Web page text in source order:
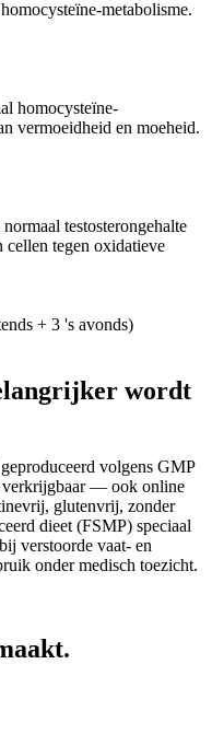
metabolisme.
homocysteïne-
vermoeidheid en moeheid.
testosterongehalte
cellen tegen oxidatieve
+ 3 's avonds)
wordt
volgens GMP
verkrijgbaar — ook online
glutenvrij, zonder
dieet (FSMP) speciaal
verstoorde vaat- en
onder medisch toezicht.